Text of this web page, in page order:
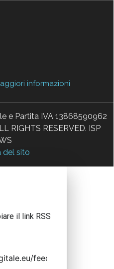
informazioni
e Partita IVA 13868590962
RIGHTS RESERVED. ISP
del sito
il link RSS